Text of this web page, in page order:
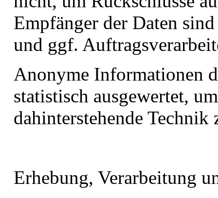
Empfänger der Daten
und ggf.
Anonyme Informationen
statistisch ausgewertet,
dahinterstehende
Erhebung, Verarbeitung